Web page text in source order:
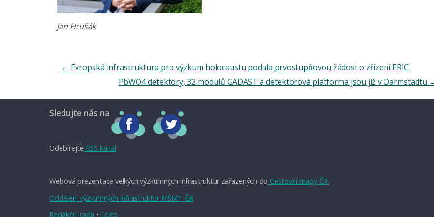
Jan Hrušák
← Evropská infrastruktura pro výzkum holocaustu podala prvostupňovou žádost o zřízení ERIC
PbWO4 detektory, 32 modulů GADAST a detektorová platforma jsou již v Darmstadtu
Sledujte nás na
Odebírejte RSS kanál
Webová prezentace velkých výzkumných infrastruktur zařazených do Cestovní mapy ČR.
Oddělení výzkumných infrastruktur MŠMT ČR
Redakční rada • Logo